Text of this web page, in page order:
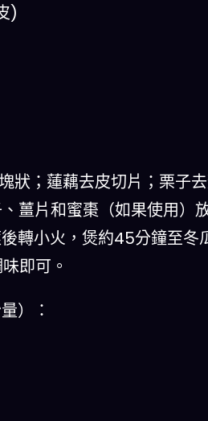
)
狀；蓮藕去皮切片；栗子
薑片和蜜棗（如果使用）
轉小火，煲約45分鐘至冬
即可。
）：